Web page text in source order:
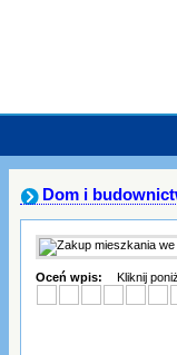
Dom i
Oceń wpis: Kliknij